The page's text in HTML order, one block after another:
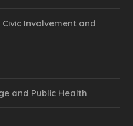
Civic Involvement and
and Public Health